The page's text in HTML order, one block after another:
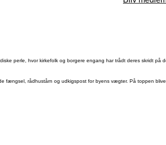
perle, hvor kirkefolk og borgere engang har trådt deres skridt på
fængsel, rådhustårn og udkigspost for byens vægter. På toppen